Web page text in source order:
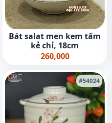
Bát salat men kem tấm
kẻ chỉ, 18cm
260,000
#54024